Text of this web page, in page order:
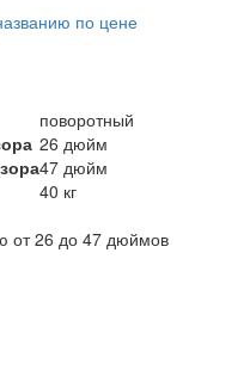
по цене
поворотный
26 дюйм
47 дюйм
40 кг
от 26 до 47 дюймов